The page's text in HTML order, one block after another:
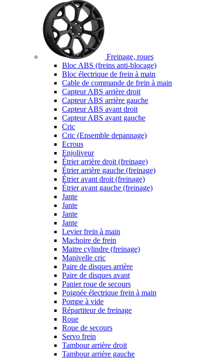
Freinage, roues
Bloc ABS (freins anti-blocage)
Bloc électrique de frein à main
Cable de commande de frein à main
Capteur ABS arrière droit
Capteur ABS arrière gauche
Capteur ABS avant droit
Capteur ABS avant gauche
Cric
Cric (Ensemble depannage)
Ecrous
Enjoliveur
Étrier arrière droit (freinage)
Étrier arrière gauche (freinage)
Étrier avant droit (freinage)
Étrier avant gauche (freinage)
Jante
Jante
Jante
Jante
Levier frein à main
Machoire de frein
Maitre cylindre (freinage)
Manivelle cric
Paire de disques arrière
Paire de disques avant
Panier roue de secours
Poignée électrique frein à main
Pompe à vide
Répartiteur de freinage
Roue
Roue de secours
Servo frein
Tambour arrière droit
Tambour arrière gauche